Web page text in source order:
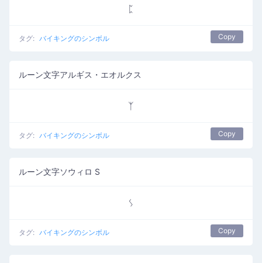
ᛈ
タグ: バイキングのシンボル Copy
ルーン文字アルギス・エオルクス
ᛉ
タグ: バイキングのシンボル Copy
ルーン文字ソウィロ S
ᛊ
タグ: バイキングのシンボル Copy